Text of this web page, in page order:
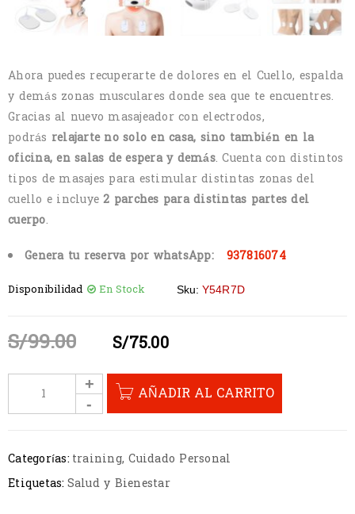
Ahora puedes recuperarte de dolores en el Cuello, espalda
y demás zonas musculares donde sea que te encuentres.
Gracias al nuevo masajeador con electrodos,
podrás relajarte no solo en casa, sino también en la
oficina, en salas de espera y demás. Cuenta con distintos
tipos de masajes para estimular distintas zonas del
cuello e incluye 2 parches para distintas partes del
cuerpo.
Genera tu reserva por whatsApp: 937816074
Disponibilidad En Stock Sku: Y54R7D
S/99.00 S/75.00
AÑADIR AL CARRITO
Categorías: training,Cuidado Personal
Etiquetas: Salud y Bienestar